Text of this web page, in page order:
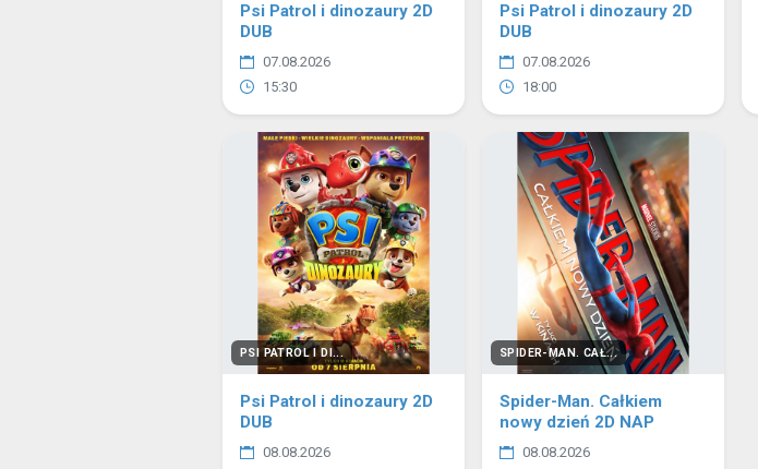
Psi Patrol i dinozaury 2D
DUB
07.08.2026
15:30
Psi Patrol i dinozaury 2D
DUB
07.08.2026
18:00
PSI PATROL I DI...
Psi Patrol i dinozaury 2D
DUB
08.08.2026
SPIDER-MAN. CAŁ...
Spider-Man. Całkiem
nowy dzień 2D NAP
08.08.2026